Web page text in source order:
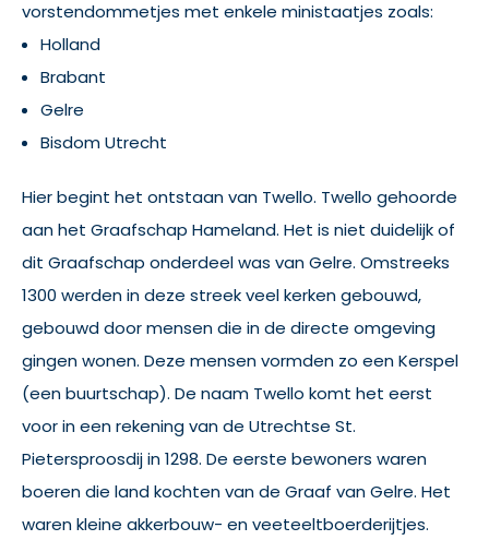
vorstendommetjes met enkele ministaatjes zoals:
Holland
Brabant
Gelre
Bisdom Utrecht
Hier begint het ontstaan van Twello. Twello gehoorde
aan het Graafschap Hameland. Het is niet duidelijk of
dit Graafschap onderdeel was van Gelre. Omstreeks
1300 werden in deze streek veel kerken gebouwd,
gebouwd door mensen die in de directe omgeving
gingen wonen. Deze mensen vormden zo een Kerspel
(een buurtschap). De naam Twello komt het eerst
voor in een rekening van de Utrechtse St.
Pietersproosdij in 1298. De eerste bewoners waren
boeren die land kochten van de Graaf van Gelre. Het
waren kleine akkerbouw- en veeteeltboerderijtjes.